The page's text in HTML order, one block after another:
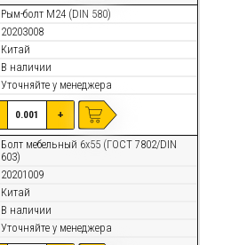
Рым-болт М24 (DIN 580)
20203008
Китай
В наличии
Уточняйте у менеджера
+
Болт мебельный 6х55 (ГОСТ 7802/DIN
603)
20201009
Китай
В наличии
Уточняйте у менеджера